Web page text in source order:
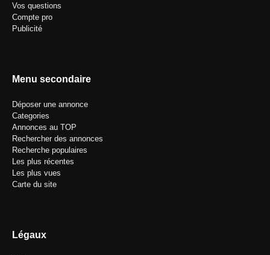
Vos questions
Compte pro
Publicité
Menu secondaire
Déposer une annonce
Categories
Annonces au TOP
Rechercher des annonces
Recherche populaires
Les plus récentes
Les plus vues
Carte du site
Légaux